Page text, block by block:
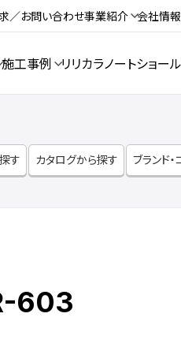
／お問い合わせ事業紹介 会社情報
施工事例 リリカラノートショー
す カタログから探す ブランド
603